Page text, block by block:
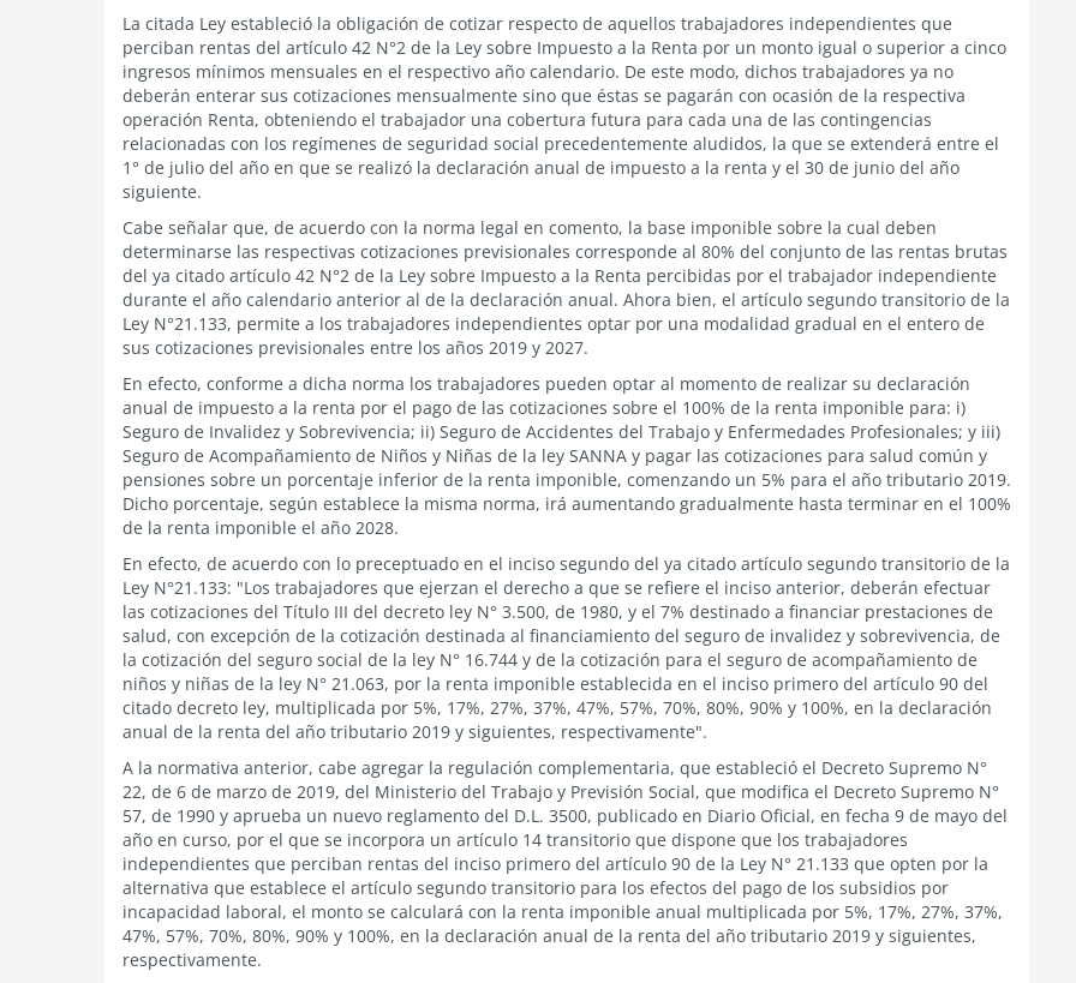
La citada Ley estableció la obligación de cotizar respecto de aquellos trabajadores independientes que
perciban rentas del artículo 42 N°2 de la Ley sobre Impuesto a la Renta por un monto igual o superior a cinco
ingresos mínimos mensuales en el respectivo año calendario. De este modo, dichos trabajadores ya no
deberán enterar sus cotizaciones mensualmente sino que éstas se pagarán con ocasión de la respectiva
operación Renta, obteniendo el trabajador una cobertura futura para cada una de las contingencias
relacionadas con los regímenes de seguridad social precedentemente aludidos, la que se extenderá entre el
1° de julio del año en que se realizó la declaración anual de impuesto a la renta y el 30 de junio del año
siguiente.
Cabe señalar que, de acuerdo con la norma legal en comento, la base imponible sobre la cual deben
determinarse las respectivas cotizaciones previsionales corresponde al 80% del conjunto de las rentas brutas
del ya citado artículo 42 N°2 de la Ley sobre Impuesto a la Renta percibidas por el trabajador independiente
durante el año calendario anterior al de la declaración anual. Ahora bien, el artículo segundo transitorio de la
Ley N°21.133, permite a los trabajadores independientes optar por una modalidad gradual en el entero de
sus cotizaciones previsionales entre los años 2019 y 2027.
En efecto, conforme a dicha norma los trabajadores pueden optar al momento de realizar su declaración
anual de impuesto a la renta por el pago de las cotizaciones sobre el 100% de la renta imponible para: i)
Seguro de Invalidez y Sobrevivencia; ii) Seguro de Accidentes del Trabajo y Enfermedades Profesionales; y iii)
Seguro de Acompañamiento de Niños y Niñas de la ley SANNA y pagar las cotizaciones para salud común y
pensiones sobre un porcentaje inferior de la renta imponible, comenzando un 5% para el año tributario 2019.
Dicho porcentaje, según establece la misma norma, irá aumentando gradualmente hasta terminar en el 100%
de la renta imponible el año 2028.
En efecto, de acuerdo con lo preceptuado en el inciso segundo del ya citado artículo segundo transitorio de la
Ley N°21.133: "Los trabajadores que ejerzan el derecho a que se refiere el inciso anterior, deberán efectuar
las cotizaciones del Título III del decreto ley N° 3.500, de 1980, y el 7% destinado a financiar prestaciones de
salud, con excepción de la cotización destinada al financiamiento del seguro de invalidez y sobrevivencia, de
la cotización del seguro social de la ley N° 16.744 y de la cotización para el seguro de acompañamiento de
niños y niñas de la ley N° 21.063, por la renta imponible establecida en el inciso primero del artículo 90 del
citado decreto ley, multiplicada por 5%, 17%, 27%, 37%, 47%, 57%, 70%, 80%, 90% y 100%, en la declaración
anual de la renta del año tributario 2019 y siguientes, respectivamente".
A la normativa anterior, cabe agregar la regulación complementaria, que estableció el Decreto Supremo N°
22, de 6 de marzo de 2019, del Ministerio del Trabajo y Previsión Social, que modifica el Decreto Supremo N°
57, de 1990 y aprueba un nuevo reglamento del D.L. 3500, publicado en Diario Oficial, en fecha 9 de mayo del
año en curso, por el que se incorpora un artículo 14 transitorio que dispone que los trabajadores
independientes que perciban rentas del inciso primero del artículo 90 de la Ley N° 21.133 que opten por la
alternativa que establece el artículo segundo transitorio para los efectos del pago de los subsidios por
incapacidad laboral, el monto se calculará con la renta imponible anual multiplicada por 5%, 17%, 27%, 37%,
47%, 57%, 70%, 80%, 90% y 100%, en la declaración anual de la renta del año tributario 2019 y siguientes,
respectivamente.